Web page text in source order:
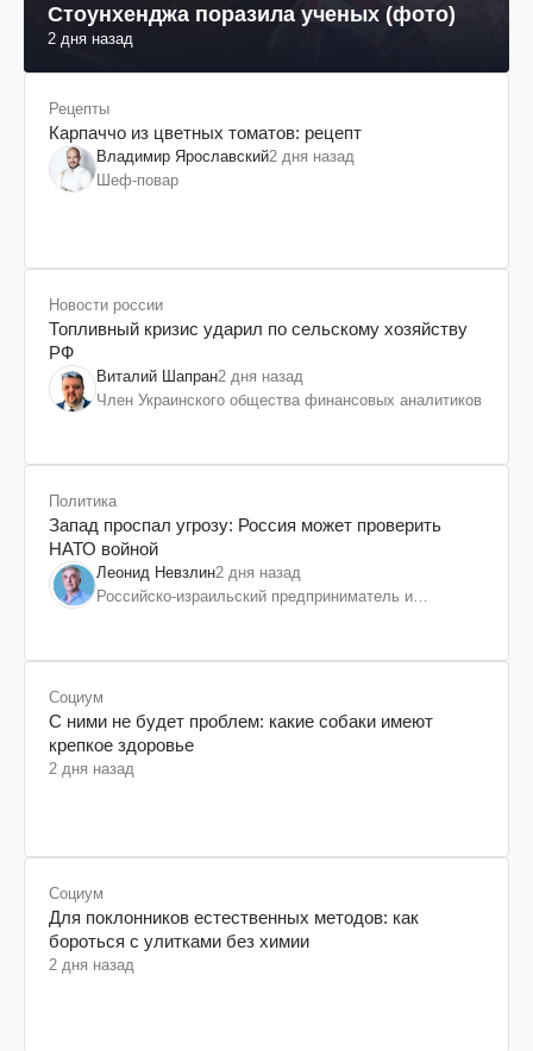
Стоунхенджа поразила ученых (фото)
2 дня назад
Рецепты
Карпаччо из цветных томатов: рецепт
Владимир Ярославский2 дня назад
Шеф-повар
Новости россии
Топливный кризис ударил по сельскому хозяйству
РФ
Виталий Шапран2 дня назад
Член Украинского общества финансовых аналитиков
Политика
Запад проспал угрозу: Россия может проверить
НАТО войной
Леонид Невзлин2 дня назад
Российско-израильский предприниматель и
Социум
С ними не будет проблем: какие собаки имеют
крепкое здоровье
2 дня назад
Социум
Для поклонников естественных методов: как
бороться с улитками без химии
2 дня назад